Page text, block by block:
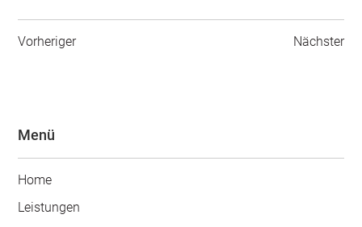
Vorheriger Nächster
Menü
Home
Leistungen